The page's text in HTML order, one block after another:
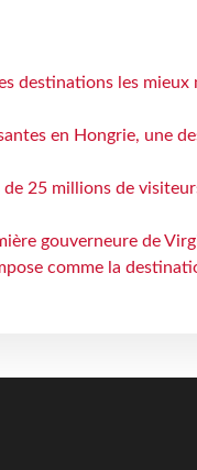
destinations les mieux
en Hongrie, une
de 25 millions de
gouverneure de
comme la